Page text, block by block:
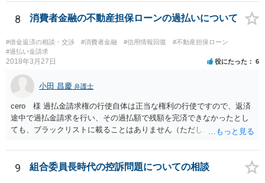
8 消費者金融の不動産担保ローンの過払いについて
#借金返済の相談・交渉 #消費者金融 #信用情報回復
#不動産担保ローン
#過払い金請求
2018年3月27日 役にたった 6
小田 昌慶 弁護士
cero 様 過払金請求権の行使自体は正当な権利の行使ですので、返済
途中で過払金請求を行い、その過払額で残額を完済できなかったとし
ても、ブラックリストに載ることはありません（ただし、過払額で完
合は別問題です。）。 また、不動産担保ローンだからといって、過払
金請求ができないというものでもありません。 一般的に、不動産担保
ローンは法定利率内であることが多いため、過払金がない（若しくは
9 組合委員長時代の控訴問題についての相談